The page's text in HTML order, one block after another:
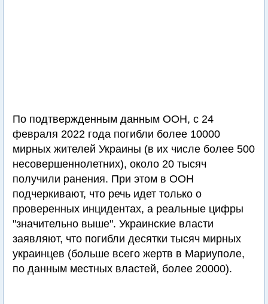
По подтвержденным данным ООН, с 24
февраля 2022 года погибли более 10000
мирных жителей Украины (в их числе более 500
несовершеннолетних), около 20 тысяч
получили ранения. При этом в ООН
подчеркивают, что речь идет только о
проверенных инцидентах, а реальные цифры
"значительно выше". Украинские власти
заявляют, что погибли десятки тысяч мирных
украинцев (больше всего жертв в Мариуполе,
по данным местных властей, более 20000).